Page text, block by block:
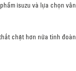
isuzu và lựa chọn vân
chặt hơn nữa tình đoàn